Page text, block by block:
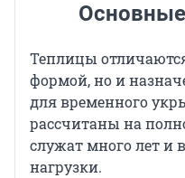
Теплицы
формой, но и
для временного
рассчитаны на
служат много лет и
нагрузки.